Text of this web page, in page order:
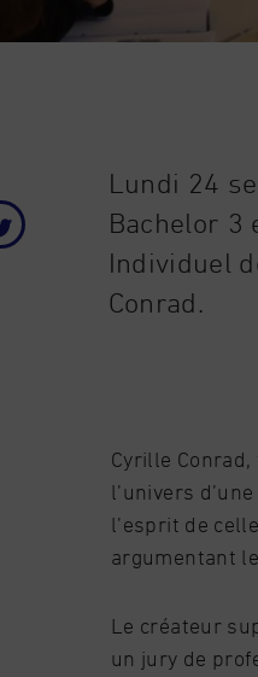
Lundi 24
Bachelor 3
Individuel
Conrad.
Cyrille
l’univers
l’esprit de
argumentant
Le créateur
un jury de